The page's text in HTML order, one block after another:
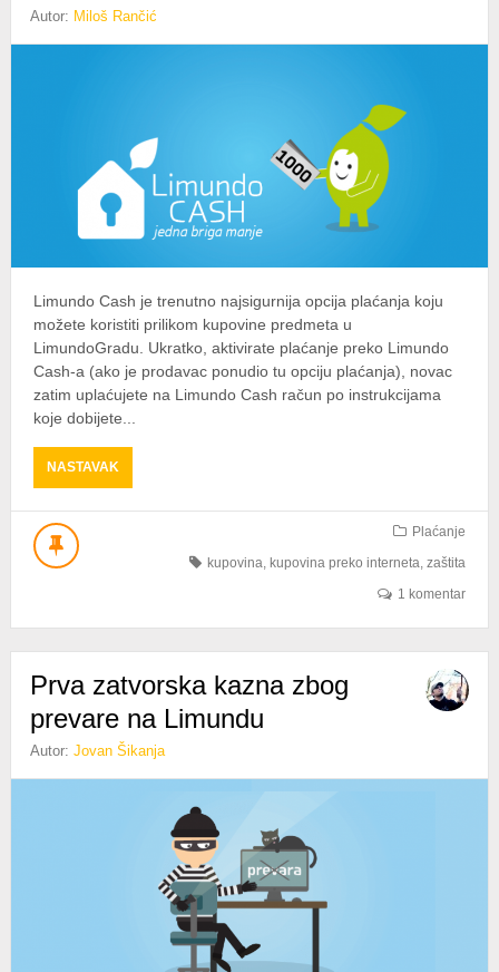
Autor: Miloš Rančić
Limundo Cash je trenutno najsigurnija opcija plaćanja koju
možete koristiti prilikom kupovine predmeta u
LimundoGradu. Ukratko, aktivirate plaćanje preko Limundo
Cash-a (ako je prodavac ponudio tu opciju plaćanja), novac
zatim uplaćujete na Limundo Cash račun po instrukcijama
koje dobijete...
NASTAVAKABOUT
NAJSIGURNIJI
NAČIN
Plaćanje
kupovina ,kupovina preko interneta ,zaštita
1 komentar
Prva zatvorska kazna zbog
prevare na Limundu
Autor:Jovan Šikanja